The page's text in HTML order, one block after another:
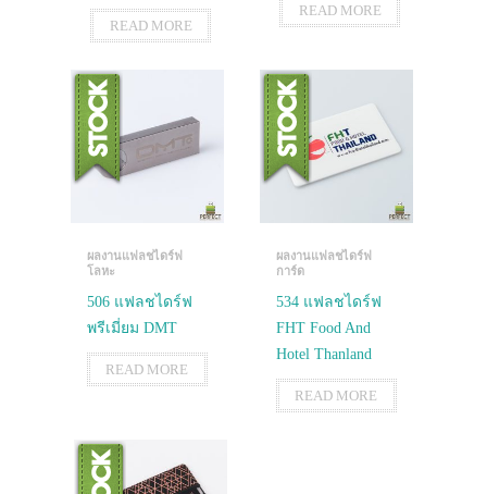
READ MORE
READ MORE
ผลงานแฟลชไดร์ฟ
โลหะ
506 แฟลชไดร์ฟ
พรีเมี่ยม DMT
READ MORE
ผลงานแฟลชไดร์ฟ
การ์ด
534 แฟลชไดร์ฟ
FHT Food And
Hotel Thanland
READ MORE